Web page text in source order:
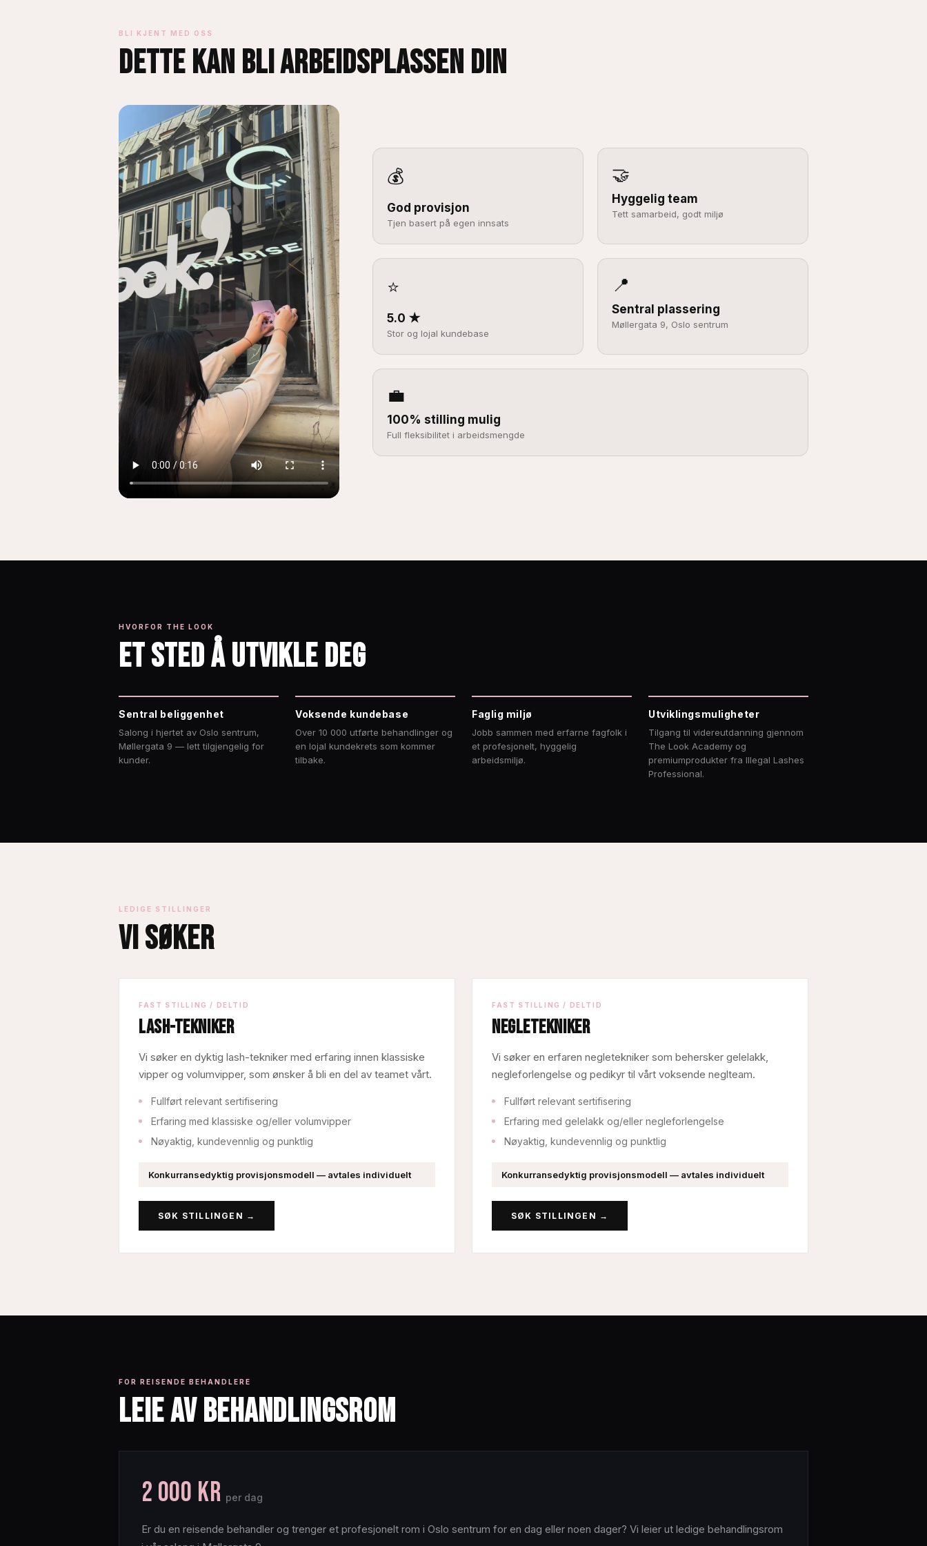
BLI KJENT MED OSS
DETTE KAN BLI ARBEIDSPLASSEN DIN
💰
God provisjon
Tjen basert på egen innsats
🤝
Hyggelig team
Tett samarbeid, godt miljø
⭐
5.0 ★
Stor og lojal kundebase
📍
Sentral plassering
Møllergata 9, Oslo sentrum
💼
100% stilling mulig
Full fleksibilitet i arbeidsmengde
HVORFOR THE LOOK
ET STED Å UTVIKLE DEG
Sentral beliggenhet
Salong i hjertet av Oslo sentrum,
Møllergata 9 — lett tilgjengelig for
kunder.
Voksende kundebase
Over 10 000 utførte behandlinger og
en lojal kundekrets som kommer
tilbake.
Faglig miljø
Jobb sammen med erfarne fagfolk i
et profesjonelt, hyggelig
arbeidsmiljø.
Utviklingsmuligheter
Tilgang til videreutdanning gjennom
The Look Academy og
premiumprodukter fra Illegal Lashes
Professional.
LEDIGE STILLINGER
VI SØKER
FAST STILLING / DELTID
Lash-tekniker
Vi søker en dyktig lash-tekniker med erfaring innen klassiske
vipper og volumvipper, som ønsker å bli en del av teamet vårt.
Fullført relevant sertifisering
Erfaring med klassiske og/eller volumvipper
Nøyaktig, kundevennlig og punktlig
Konkurransedyktig provisjonsmodell — avtales individuelt
SØK STILLINGEN →
FAST STILLING / DELTID
Negletekniker
Vi søker en erfaren negletekniker som behersker gelelakk,
negleforlengelse og pedikyr til vårt voksende neglteam.
Fullført relevant sertifisering
Erfaring med gelelakk og/eller negleforlengelse
Nøyaktig, kundevennlig og punktlig
Konkurransedyktig provisjonsmodell — avtales individuelt
SØK STILLINGEN →
FOR REISENDE BEHANDLERE
LEIE AV BEHANDLINGSROM
2 000 kr per dag
Er du en reisende behandler og trenger et profesjonelt rom i Oslo sentrum for en dag eller noen dager? Vi leier ut ledige behandlingsrom